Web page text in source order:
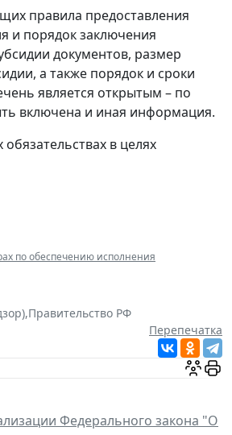
правила предоставления
и порядок заключения
документов, размер
а также порядок и сроки
является открытым – по
включена и иная информация.
в целях
по обеспечению исполнения
,Правительство РФ
Перепечатка
Федерального закона "О